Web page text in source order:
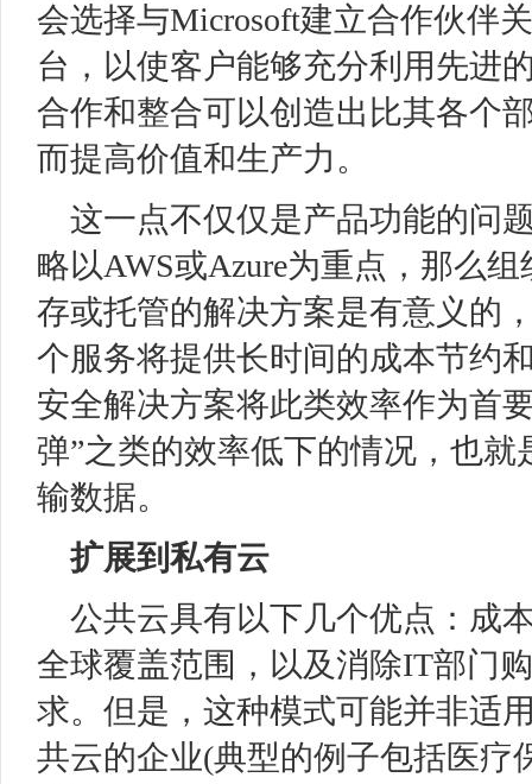
会选择与Microsoft建立合作伙伴
台，以使客户能够充分利用先进
合作和整合可以创造出比其各个
而提高价值和生产力。
这一点不仅仅是产品功能的问
略以AWS或Azure为重点，那么
存或托管的解决方案是有意义的
个服务将提供长时间的成本节约
安全解决方案将此类效率作为首
弹”之类的效率低下的情况，也
输数据。
扩展到私有云
公共云具有以下几个优点：成
全球覆盖范围，以及消除IT部门
求。但是，这种模式可能并非适
共云的企业(典型的例子包括医疗